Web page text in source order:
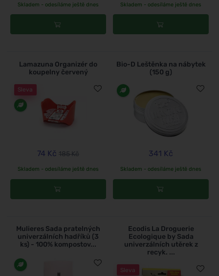
Skladem - odesíláme ještě dnes Skladem - odesíláme ještě dnes
Lamazuna Organizér do
koupelny červený
Sleva
74 Kč 185 Kč
Skladem - odesíláme ještě dnes
Bio-D Leštěnka na nábytek
(150 g)
341 Kč
Skladem - odesíláme ještě dnes
Mulieres Sada pratelných
univerzálních hadříků (3
ks) - 100% kompostov...
Ecodis La Droguerie
Ecologique by Sada
univerzálních utěrek z
recyk. ...
Sleva